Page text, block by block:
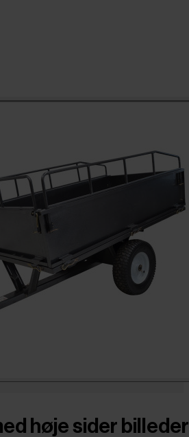
høje sider billeder